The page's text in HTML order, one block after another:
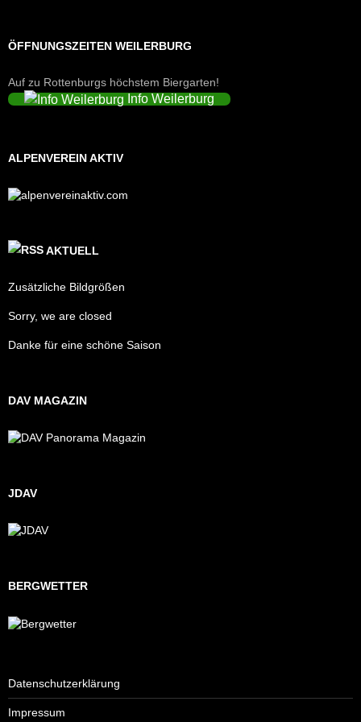
ÖFFNUNGSZEITEN WEILERBURG
Auf zu Rottenburgs höchstem Biergarten!
Info Weilerburg
ALPENVEREIN AKTIV
AKTUELL
Zusätzliche Bildgrößen
Sorry, we are closed
Danke für eine schöne Saison
DAV MAGAZIN
JDAV
BERGWETTER
Datenschutzerklärung
Impressum